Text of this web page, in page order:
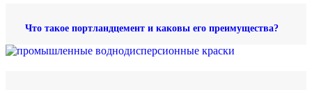
Что такое портландцемент и каковы его преимущества?